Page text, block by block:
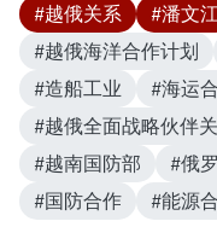
#越俄关系 #潘文
#越俄海洋合作计划
#造船工业
#海运
#越俄全面战略伙伴
#越南国防部
#俄
#国防合作
#能源